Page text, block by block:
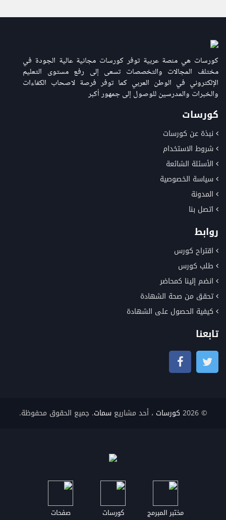
كورسات هي منصة عربية توفر كورسات مجانية عالية الجودة في
مختلف المجالات والتخصصات تسعى إلى رفع مستوى التعليم
الإلكتروني في الوطن العربي كما توفر فرصة لاصحاب الكفاءات
والخبرات والمدرسين للوصول إلى جمهور أكبر
كورسات
نبذة عن كورسات
شروط الاستخدام
الأسئلة الشائعة
سياسة الخصوصية
المدونة
اتصل بنا
روابط
اقتراح كورس
طلب كورس
انضم إلينا كمحاضر
تحقق من صحة الشهادة
كيفية الحصول على الشهادة
تابعنا
© 2026 كورسات ، أحد مشاريعسمات. جميع الحقوق محفوظة.
مختبر المبرمج كورسات صفحات